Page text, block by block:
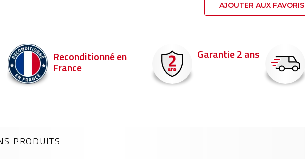
AJOUTER AUX FAVORIS
Garantie 2 ans Livraison en 24h
Commandez avant 14h
pour être livré demain !
PRODUITS